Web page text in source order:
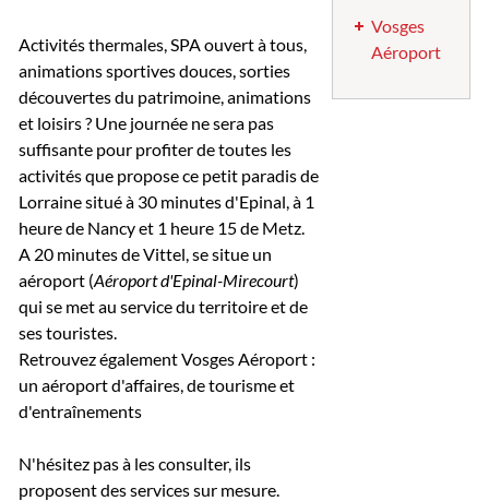
Activités thermales, SPA ouvert à tous,
animations sportives douces, sorties
découvertes du patrimoine, animations
et loisirs ? Une journée ne sera pas
suffisante pour profiter de toutes les
activités que propose ce petit paradis de
Lorraine situé à 30 minutes d'Epinal, à 1
heure de Nancy et 1 heure 15 de Metz.
A 20 minutes de Vittel, se situe un
aéroport (Aéroport d'Epinal-Mirecourt)
qui se met au service du territoire et de
ses touristes.
Retrouvez également Vosges Aéroport :
un aéroport d'affaires, de tourisme et
d'entraînements
N'hésitez pas à les consulter, ils
proposent des services sur mesure.
Vosges
Aéroport